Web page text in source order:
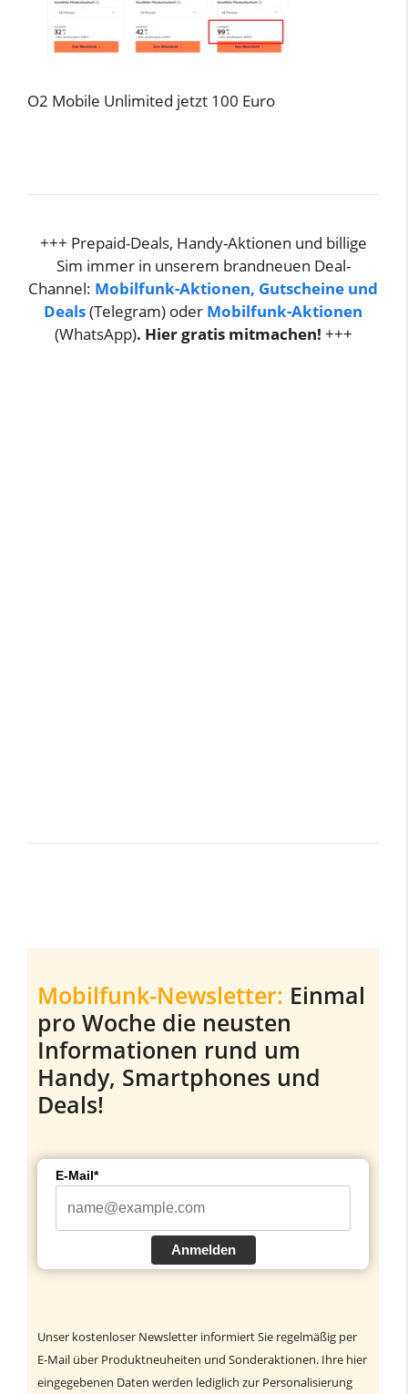
O2 Mobile Unlimited jetzt 100 Euro
+++ Prepaid-Deals, Handy-Aktionen und billige
Sim immer in unserem brandneuen Deal-
Channel: Mobilfunk-Aktionen, Gutscheine und
Deals(Telegram) oder Mobilfunk-Aktionen
(WhatsApp). Hier gratis mitmachen! +++
Mobilfunk-Newsletter: Einmal
pro Woche die neusten
Informationen rund um
Handy, Smartphones und
Deals!
E-Mail*
Anmelden
Unser kostenloser Newsletter informiert Sie regelmäßig per
E-Mail über Produktneuheiten und Sonderaktionen. Ihre hier
eingegebenen Daten werden lediglich zur Personalisierung